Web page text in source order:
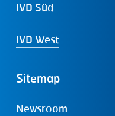
IVD Süd
IVD West
Sitemap
Newsroom